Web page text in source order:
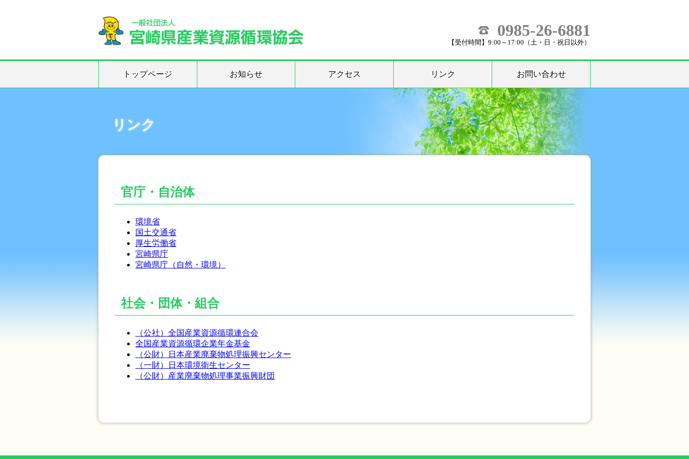
0985-26-6881
【受付時間】9:00～17:00（土・日・祝日以外）
トップページ お知らせ アクセス リンク お問い合わせ
リンク
官庁・自治体
環境省
国土交通省
厚生労働省
宮崎県庁
宮崎県庁（自然・環境）
社会・団体・組合
（公社）全国産業資源循環連合会
全国産業資源循環企業年金基金
（公財）日本産業廃棄物処理振興センター
（一財）日本環境衛生センター
（公財）産業廃棄物処理事業振興財団